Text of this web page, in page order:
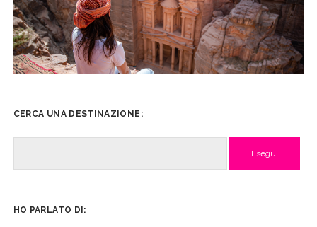
CERCA UNA DESTINAZIONE:
HO PARLATO DI: